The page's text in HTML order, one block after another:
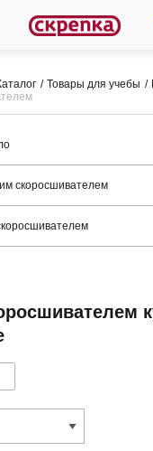
Товары для учебы
скоросшивателем